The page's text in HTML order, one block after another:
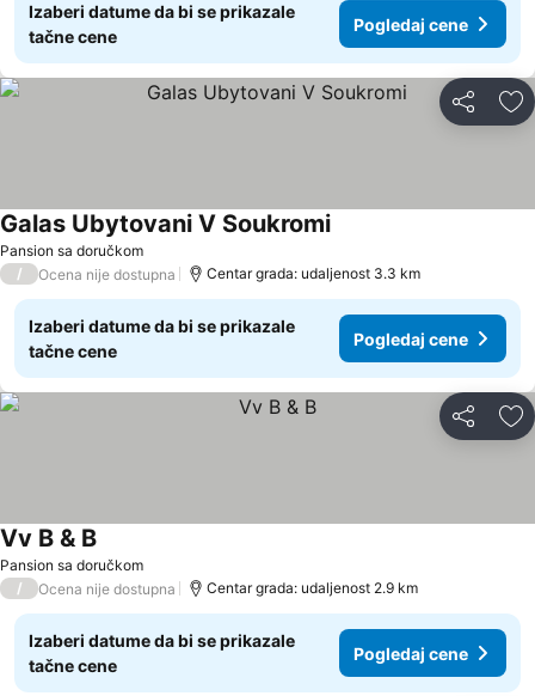
Izaberi datume da bi se prikazale
tačne cene
Pogledaj cene
Deli
Pansion sa doručkom
Galas Ubytovani V SoukromiPogledaj cene
/ Ocena nije dostupna Centar grada: udaljenost 3.3 km
Izaberi datume da bi se prikazale
tačne cene
Pogledaj cene
Deli
Pansion sa doručkom
Vv B & BPogledaj cene
/ Ocena nije dostupna Centar grada: udaljenost 2.9 km
Izaberi datume da bi se prikazale
tačne cene
Pogledaj cene